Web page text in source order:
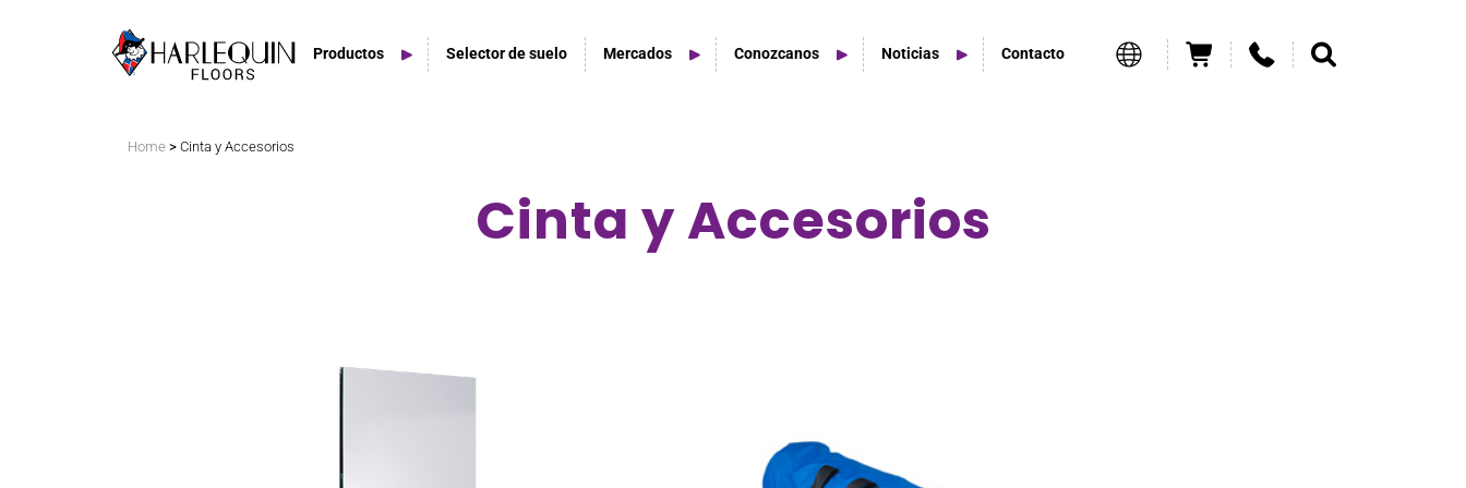
Productos
Espacios Exteriores
Estudios De Hogar
Selector de suelo Mercados Conozcanos Noticias Contacto
Home > Cinta y Accesorios
Cinta y Accesorios